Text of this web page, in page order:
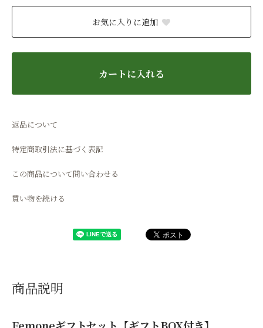
お気に入りに追加
カートに入れる
返品について
特定商取引法に基づく表記
この商品について問い合わせる
買い物を続ける
商品説明
Femoneギフトセット【ギフトBOX付き】